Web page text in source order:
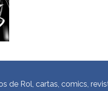
de Rol, cartas, comics,